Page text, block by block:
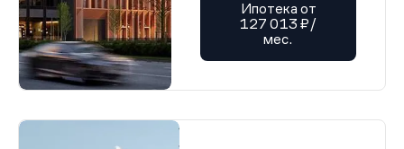
Ипотека от
127 013 ₽/
мес.